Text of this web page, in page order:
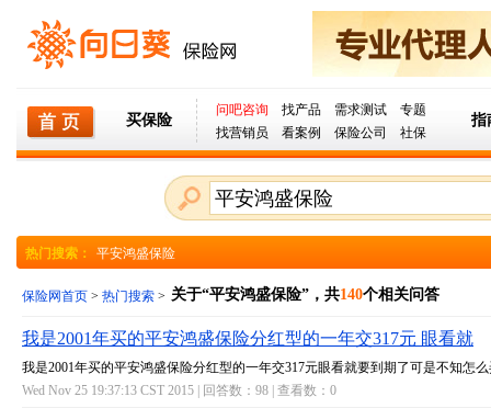
买保险
问吧咨询 找产品 需求测试
专题
找营销员
看案例 保险公司 社保
指
热门搜索： 平安鸿盛保险
保险网首页 > 热门搜索 > 关于“平安鸿盛保险”，共140个相关问答
我是2001年买的平安鸿盛保险分红型的一年交317元 眼看就
我是2001年买的平安鸿盛保险分红型的一年交317元眼看就要到期了可是不知怎
Wed Nov 25 19:37:13 CST 2015 | 回答数： 98 | 查看数： 0